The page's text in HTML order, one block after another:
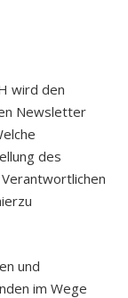
wird den
Newsletter
des
und
im Wege